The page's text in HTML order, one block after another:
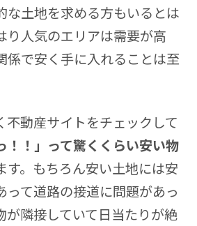
な土地を求める方もいるとは
り人気のエリアは需要が高
係で安く手に入れることは至
不動産サイトをチェックして
！！」って驚くくらい安い物
す。もちろん安い土地には安
って道路の接道に問題があっ
が隣接していて日当たりが絶